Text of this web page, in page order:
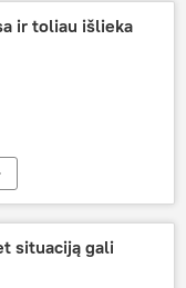
ir toliau išlieka
situaciją gali